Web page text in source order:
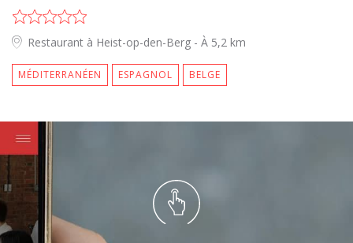
Restaurant à Heist-op-den-Berg - À 5,2 km
MÉDITERRANÉEN ESPAGNOL BELGE